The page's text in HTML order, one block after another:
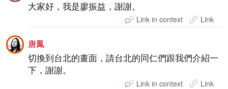
大家好，我是廖振益，謝謝。
Link in context Link
唐鳳
切換到台北的畫面，請台北的同仁們跟我們介紹一
下，謝謝。
Link in context Link